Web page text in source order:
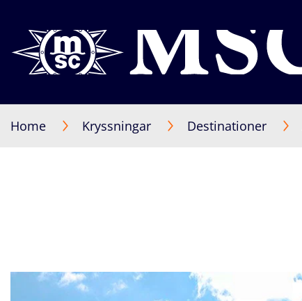
Home Kryssningar Destinationer